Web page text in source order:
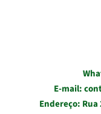
E-mail:
Endereço: